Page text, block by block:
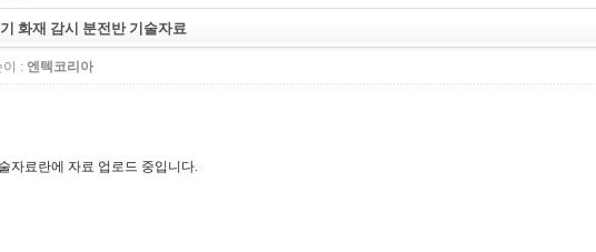
화재 감시 분전반 기술자료
: 엔텍코리아
자료란에 자료 업로드 중입니다.